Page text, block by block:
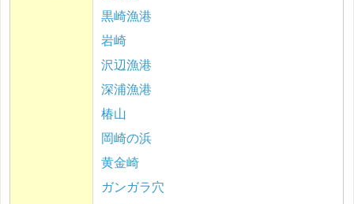
黒崎漁港
岩崎
沢辺漁港
深浦漁港
椿山
岡崎の浜
黄金崎
ガンガラ穴